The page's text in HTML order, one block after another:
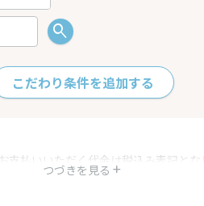
こだわり条件を追加する
つづきを見る
払いいただく代金は税込み表記と